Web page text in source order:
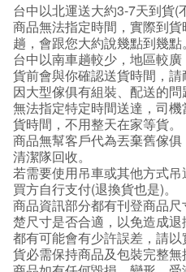
台中以北運送大約3-7天到貨(
商品無法指定時間，實際到
趟，會跟您大約說幾點到幾點。
台中以南車趟較少，地區較
貨前會與你確認送貨時間，請
因大型傢俱有組裝、配送的
無法指定特定時間送達，司
貨時間，不用整天在家等貨。
商品無幫客戶代為丟棄舊傢
清潔隊回收。
若需要使用吊車或其他方式
買方自行支付(退換貨也是)。
商品資訊部分都有刊登商品
楚尺寸是否合適，以免造成
都有可能會有少許誤差，請
貨必需保持商品及包裝完整無